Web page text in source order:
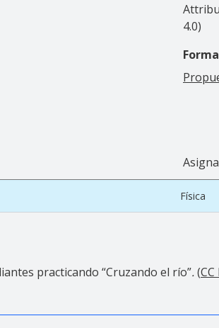
4.0)
Física
practicando “Cruzando el río”.(CC